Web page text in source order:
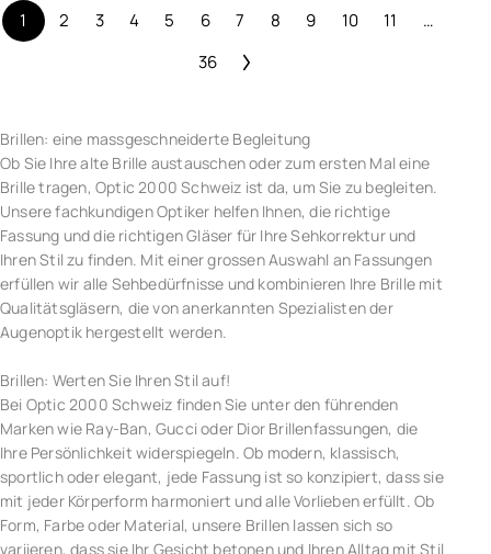
1 2 3 4 5 6 7 8 9 10 11
…
36
Brillen: eine massgeschneiderte Begleitung
Ob Sie Ihre alte Brille austauschen oder zum ersten Mal eine
Brille tragen, Optic 2000 Schweiz ist da, um Sie zu begleiten.
Unsere fachkundigen Optiker helfen Ihnen, die richtige
Fassung und die richtigen Gläser für Ihre Sehkorrektur und
Ihren Stil zu finden. Mit einer grossen Auswahl an Fassungen
erfüllen wir alle Sehbedürfnisse und kombinieren Ihre Brille mit
Qualitätsgläsern, die von anerkannten Spezialisten der
Augenoptik hergestellt werden.
Brillen: Werten Sie Ihren Stil auf!
Bei Optic 2000 Schweiz finden Sie unter den führenden
Marken wie Ray-Ban, Gucci oder Dior Brillenfassungen, die
Ihre Persönlichkeit widerspiegeln. Ob modern, klassisch,
sportlich oder elegant, jede Fassung ist so konzipiert, dass sie
mit jeder Körperform harmoniert und alle Vorlieben erfüllt. Ob
Form, Farbe oder Material, unsere Brillen lassen sich so
variieren, dass sie Ihr Gesicht betonen und Ihren Alltag mit Stil